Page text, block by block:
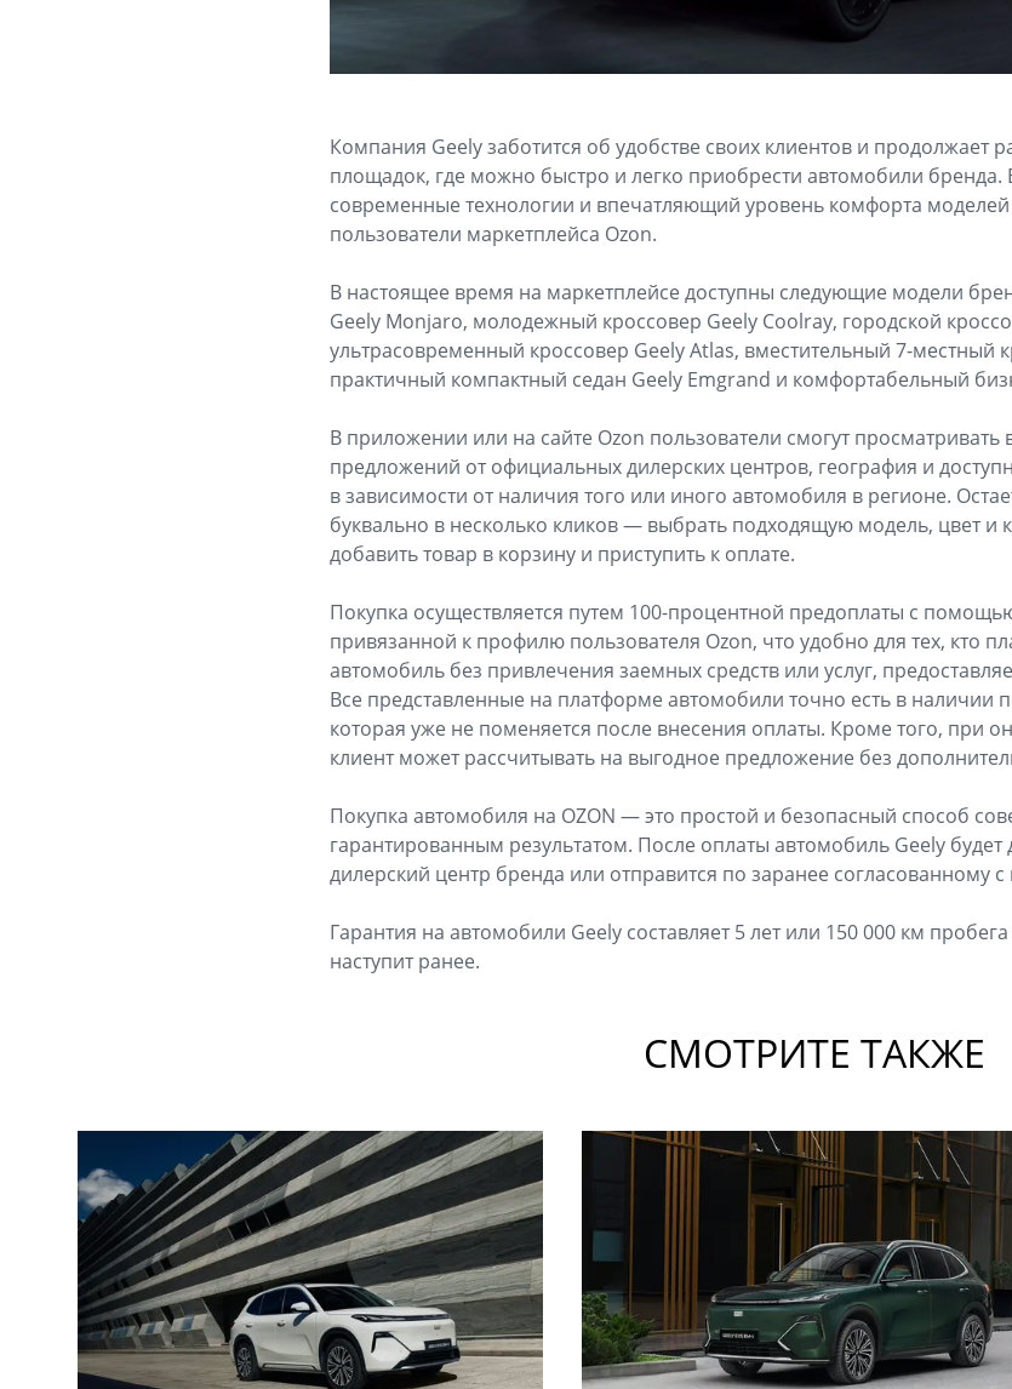
Компания Geely заботится об удобстве своих клиентов и продолжает
площадок, где можно быстро и легко приобрести автомобили бренда.
современные технологии и впечатляющий уровень комфорта моделей
пользователи маркетплейса Ozon.
В настоящее время на маркетплейсе доступны следующие модели
Geely Monjaro, молодежный кроссовер Geely Coolray, городской
ультрасовременный кроссовер Geely Atlas, вместительный 7-местный
практичный компактный седан Geely Emgrand и комфортабельный
В приложении или на сайте Ozon пользователи смогут просматривать
предложений от официальных дилерских центров, география и
в зависимости от наличия того или иного автомобиля в регионе.
буквально в несколько кликов — выбрать подходящую модель, цвет и
добавить товар в корзину и приступить к оплате.
Покупка осуществляется путем 100-процентной предоплаты с
привязанной к профилю пользователя Ozon, что удобно для тех, кто
автомобиль без привлечения заемных средств или услуг,
Все представленные на платформе автомобили точно есть в наличии
которая уже не поменяется после внесения оплаты. Кроме того, при
клиент может рассчитывать на выгодное предложение без
Покупка автомобиля на OZON — это простой и безопасный способ
гарантированным результатом. После оплаты автомобиль Geely
дилерский центр бренда или отправится по заранее согласованному c
Гарантия на автомобили Geely составляет 5 лет или 150 000 км
наступит ранее.
СМОТРИТЕ ТАКЖЕ